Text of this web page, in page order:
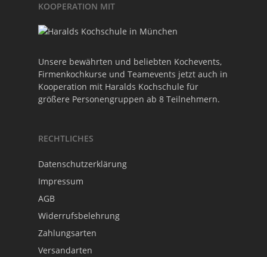
KOOPERATION MIT
Unsere bewährten und beliebten Kochevents,
Firmenkochkurse und Teamevents jetzt auch in
Kooperation mit Haralds Kochschule für
größere Personengruppen ab 8 Teilnehmern.
RECHTLICHES
Datenschutzerklärung
Impressum
AGB
Widerrufsbelehrung
Zahlungsarten
Versandarten